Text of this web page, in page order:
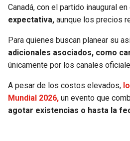
Canadá, con el partido inaugural
expectativa, aunque los precios
Para quienes buscan planear su
adicionales asociados, como
únicamente por los canales
A pesar de los costos elevados,
Mundial 2026, un evento que
agotar existencias o hasta la